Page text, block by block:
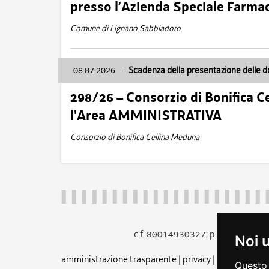
Noi
presso l’Azienda Speciale
Comune di Lignano Sabbiadoro
08.07.2026 - Scadenza della presentazione delle
298/26 – Consorzio di Bonifica
l'Area AMMINISTRATIVA
Consorzio di Bonifica Cellina Meduna
c.f. 80014930327; p.iva
amministrazione trasparente| privacy| cookie